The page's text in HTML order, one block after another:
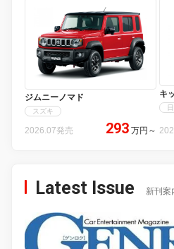
ジムニーノマド
スズキ
2026.07発売 293 万円 ～
キ
Latest Issue 新刊案